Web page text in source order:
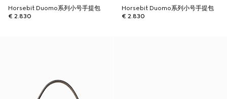
Horsebit Duomo系列小号手提包
€ 2.830
Horsebit Duomo系列小号手提包
€ 2.830